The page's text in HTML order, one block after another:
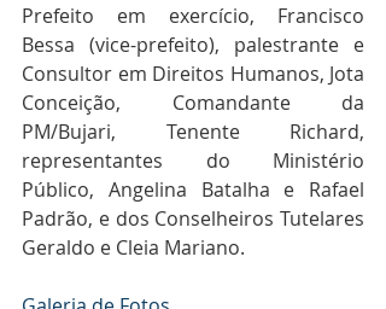
Prefeito em exercício, Francisco
Bessa (vice-prefeito), palestrante e
Consultor em Direitos Humanos, Jota
Conceição, Comandante da
PM/Bujari, Tenente Richard,
representantes do Ministério
Público, Angelina Batalha e Rafael
Padrão, e dos Conselheiros Tutelares
Geraldo e Cleia Mariano.